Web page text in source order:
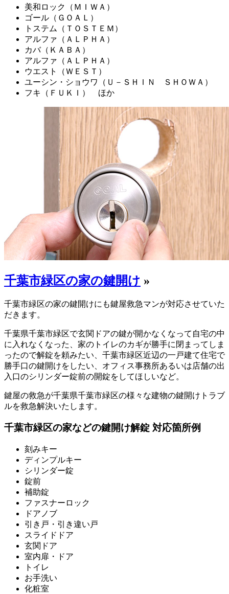
美和ロック（ＭＩＷＡ）
ゴール（ＧＯＡＬ）
トステム（ＴＯＳＴＥＭ）
アルファ（ＡＬＰＨＡ）
カバ（ＫＡＢＡ）
アルファ（ＡＬＰＨＡ）
ウエスト（ＷＥＳＴ）
ユーシン・ショウワ（Ｕ－ＳＨＩＮ ＳＨＯＷＡ）
フキ（ＦＵＫＩ） ほか
千葉市緑区の家の鍵開け »
千葉市緑区の家の鍵開けにも鍵屋救急マンが対応させていた
だきます。
千葉県千葉市緑区で玄関ドアの鍵が開かなくなって自宅の中
に入れなくなった、家のトイレのカギが勝手に閉まってしま
ったので解錠を頼みたい、千葉市緑区近辺の一戸建て住宅で
勝手口の鍵開けをしたい、オフィス事務所あるいは店舗の出
入口のシリンダー錠前の開錠をしてほしいなど。
鍵屋の救急が千葉県千葉市緑区の様々な建物の鍵開けトラブ
ルを救急解決いたします。
千葉市緑区の家などの鍵開け解錠 対応箇所例
刻みキー
ディンプルキー
シリンダー錠
錠前
補助錠
ファスナーロック
ドアノブ
引き戸・引き違い戸
スライドドア
玄関ドア
室内扉・ドア
トイレ
お手洗い
化粧室